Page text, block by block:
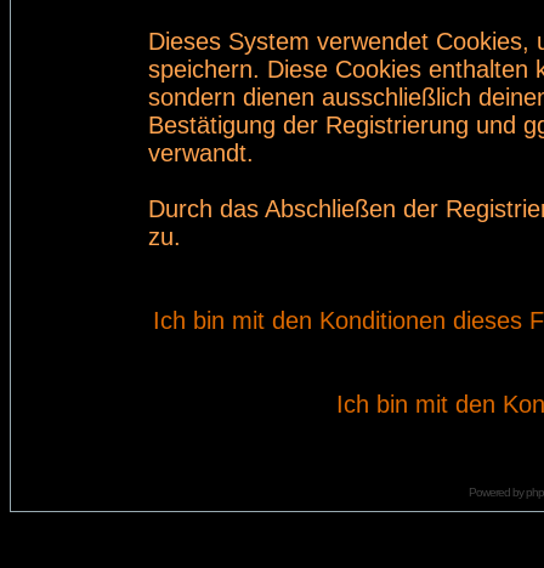
Dieses System verwendet
speichern. Diese Cookies enthalten
sondern dienen ausschließlich
Bestätigung der Registrierung und
verwandt.
Durch das Abschließen der
zu.
Ich bin mit den Konditionen dieses
Ich bin mit den
Powered by